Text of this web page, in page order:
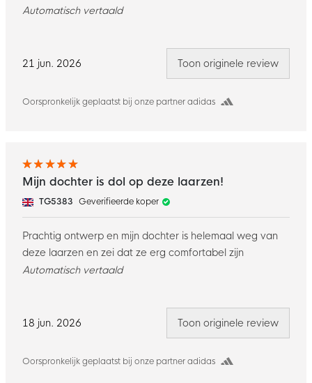
21 jun. 2026
Oorspronkelijk geplaatst bij onze partner adidas
Automatisch vertaald
Toon originele review
18 jun. 2026
Oorspronkelijk geplaatst bij onze partner adidas
Mijn dochter is dol op deze laarzen!
TG5383 Geverifieerde koper
Prachtig ontwerp en mijn dochter is helemaal weg van
deze laarzen en zei dat ze erg comfortabel zijn
Automatisch vertaald
Toon originele review